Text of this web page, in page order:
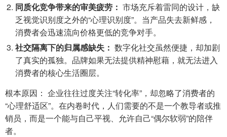
同质化竞争带来的审美疲劳： 市场充斥着雷同的设计，缺
乏视觉识别度之外的“心理识别度”。当产品失去新鲜感，
消费者会迅速流向价格更低的竞争对手。
社交隔离下的归属感缺失： 数字化社交虽然便捷，却加剧
了真实的孤独。品牌如果无法提供精神慰藉，就无法进入
消费者的核心生活圈层。
根本原因： 企业往往过度关注“转化率”，却忽略了消费者的
“心理舒适区”。在内卷时代，人们需要的不是一个教导者或推
销员，而是一个能与自己平视、允许自己“偶尔软弱”的陪伴
者。